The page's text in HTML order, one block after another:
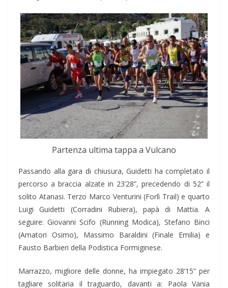
Partenza ultima tappa a Vulcano
Passando alla gara di chiusura, Guidetti ha completato il
percorso a braccia alzate in 23’28”, precedendo di 52” il
solito Atanasi. Terzo Marco Venturini (Forlì Trail) e quarto
Luigi Guidetti (Corradini Rubiera), papà di Mattia. A
seguire: Giovanni Scifo (Running Modica), Stefano Binci
(Amatori Osimo), Massimo Baraldini (Finale Emilia) e
Fausto Barbieri della Podistica Formiginese.
Marrazzo, migliore delle donne, ha impiegato 28’15” per
tagliare solitaria il traguardo, davanti a: Paola Vania